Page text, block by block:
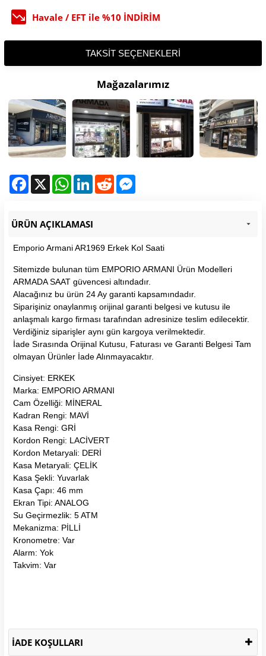
Havale / EFT ile %10 İNDİRİM
TAKSIT SEÇENEKLERI
Mağazalarımız
Facebook
X WhatsAppLinkedInReddit
ÜRÜN AÇIKLAMASI
Emporio Armani AR1969 Erkek Kol Saati
Sitemizde bulunan tüm EMPORIO ARMANI Ürün Modelleri
ARMADA SAAT güvencesi altındadır.
Alacağınız bu ürün 24 Ay garanti kapsamındadır.
Siparişiniz onaylanmış orijinal garanti belgesi ve kutusu ile
anlaşmalı kargo firması tarafından adresinize teslim edilecektir.
Verdiğiniz siparişler aynı gün kargoya verilmektedir.
İade Sırasında Orijinal Kutusu, Faturası ve Garanti Belgesi Tam
olmayan Ürünler İade Alınmayacaktır.
Cinsiyet: ERKEK
Marka: EMPORIO ARMANI
Cam Özelliği: MİNERAL
Kadran Rengi: MAVİ
Kasa Rengi: GRİ
Kordon Rengi: LACİVERT
Kordon Metaryali: DERİ
Kasa Metaryali: ÇELİK
Kasa Şekli: Yuvarlak
Kasa Çapı: 46 mm
Ekran Tipi: ANALOG
Su Geçirmezlik: 5 ATM
Mekanizma: PİLLİ
Kronometre: Var
Alarm: Yok
Takvim: Var
İADE KOŞULLARI